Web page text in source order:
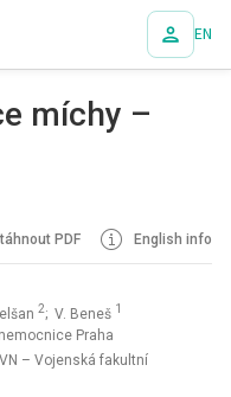
EN
míchy –
PDF English info
2; V. Beneš 1
Praha
– Vojenská fakultní